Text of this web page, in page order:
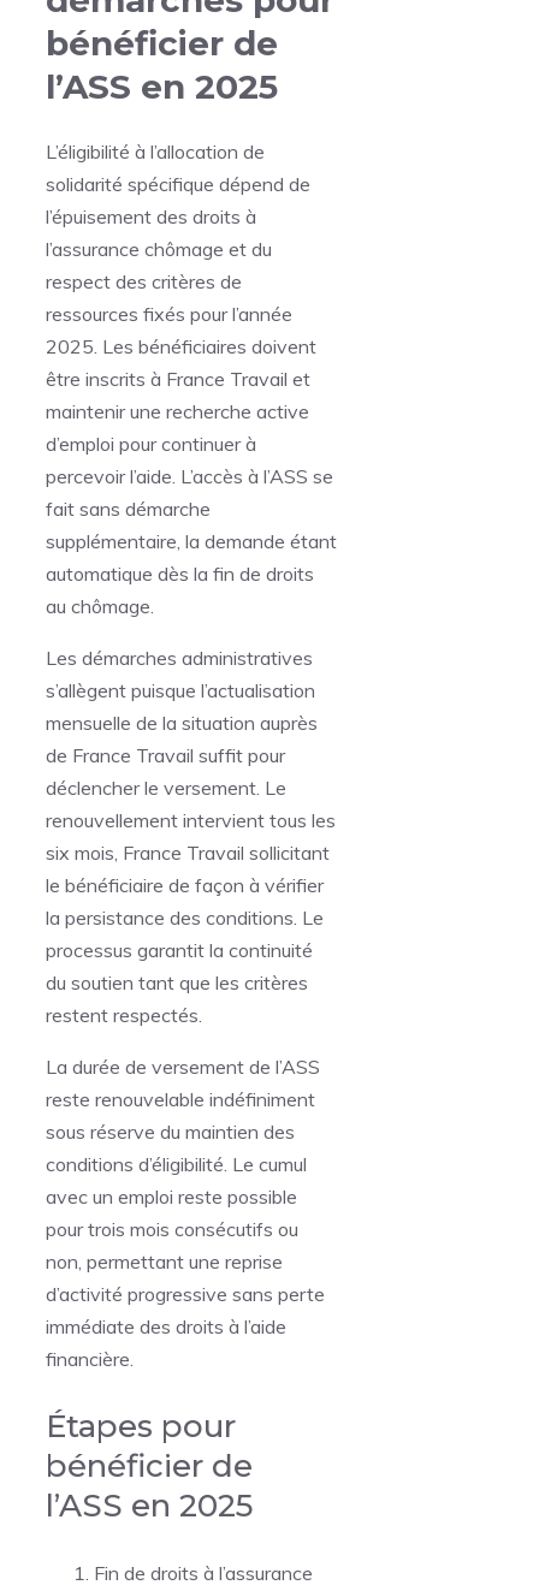
bénéficier de
l’ASS en 2025
L’éligibilité à l’allocation de
solidarité spécifique dépend de
l’épuisement des droits à
l’assurance chômage et du
respect des critères de
ressources fixés pour l’année
2025. Les bénéficiaires doivent
être inscrits à France Travail et
maintenir une recherche active
d’emploi pour continuer à
percevoir l’aide. L’accès à l’ASS se
fait sans démarche
supplémentaire, la demande étant
automatique dès la fin de droits
au chômage.
Les démarches administratives
s’allègent puisque l’actualisation
mensuelle de la situation auprès
de France Travail suffit pour
déclencher le versement. Le
renouvellement intervient tous les
six mois, France Travail sollicitant
le bénéficiaire de façon à vérifier
la persistance des conditions. Le
processus garantit la continuité
du soutien tant que les critères
restent respectés.
La durée de versement de l’ASS
reste renouvelable indéfiniment
sous réserve du maintien des
conditions d’éligibilité. Le cumul
avec un emploi reste possible
pour trois mois consécutifs ou
non, permettant une reprise
d’activité progressive sans perte
immédiate des droits à l’aide
financière.
Étapes pour
bénéficier de
l’ASS en 2025
Fin de droits à l’assurance